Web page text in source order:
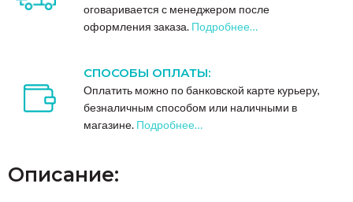
оговаривается с менеджером после
оформления заказа. Подробнее…
СПОСОБЫ ОПЛАТЫ:
Оплатить можно по банковской карте курьеру,
безналичным способом или наличными в
магазине. Подробнее…
Описание: